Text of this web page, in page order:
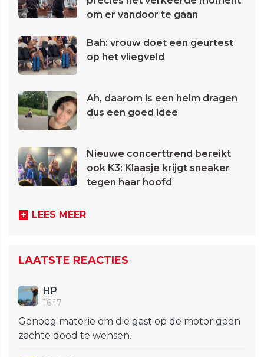
om er vandoor te gaan
Bah: vrouw doet een geurtest
op het vliegveld
Ah, daarom is een helm dragen
dus een goed idee
Nieuwe concerttrend bereikt
ook K3: Klaasje krijgt sneaker
tegen haar hoofd
LEES MEER
LAATSTE REACTIES
HP
16:17
Genoeg materie om die gast op de motor geen
zachte dood te wensen.